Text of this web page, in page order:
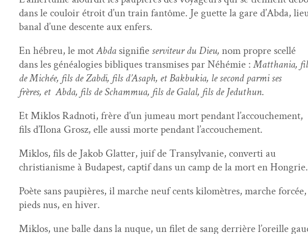
dans le couloir étroit d’un train fan­tôme. Je guette la gare d’Abda,
banal d’une descente aux enfers.
En hébreu, le motAbdasig­ni­fieservi­teur du Dieu, nom pro­pre scellé
dans les généalo­gies bibliques trans­mis­es par Néhémie :Mattha­nia,
de Michée, fils de Zab­di, fils d’Asaph, et Bak­bukia, le sec­ond par­mi ses
frères, et Abda, fils de Scham­mua, fils de Galal, fils de Jeduthun.
Et Mik­los Rad­noti, frère d’un jumeau mort pen­dant l’accouchement,
fils d’Ilona Grosz, elle aus­si morte pen­dant l’accouchement.
Mik­los, fils de Jakob Glat­ter, juif de Tran­syl­vanie, con­ver­ti au
chris­tian­isme à Budapest, cap­tif dans un camp de la mort en Hongrie.
Poète sans paupières, il marche neuf cents kilo­mètres, marche
pieds nus, en hiver.
Mik­los, une balle dans la nuque, un filet de sang der­rière l’oreille